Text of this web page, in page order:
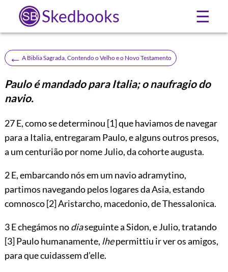
Skedbooks ☰
← A Biblia Sagrada, Contendo o Velho e o Novo Testamento
Paulo é mandado para Italia; o naufragio do
navio.
27E, como se determinou [1]que haviamos de navegar
para a Italia, entregaram Paulo, e alguns outros presos,
a um centurião por nome Julio, da cohorte augusta.
2 E, embarcando nós em um navio adramytino,
partimos navegando pelos logares da Asia, estando
comnosco[2]Aristarcho, macedonio, de Thessalonica.
3 E chegámos nodiaseguinte a Sidon, e Julio, tratando
[3]Paulo humanamente, lhepermittiu ir ver os amigos,
para que cuidassem d’elle.